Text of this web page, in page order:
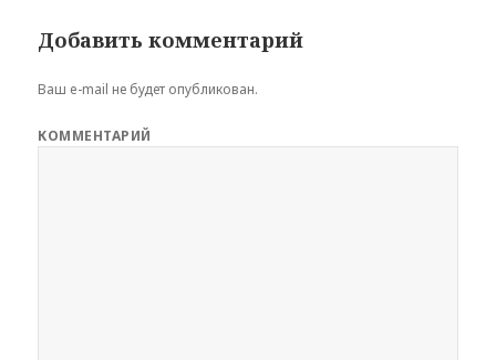
Добавить комментарий
Ваш e-mail не будет опубликован.
КОММЕНТАРИЙ